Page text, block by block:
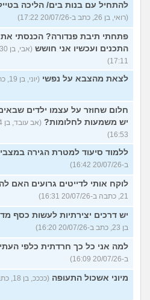
להתחיל עם בנות בים/ הליכה
(רואי, בן 26, כתב ב-20/07/26 17:22)
פתחתי תיבת פנדורה? הכנסתי
התכנים ועכשיו אני חושש
17:11)
לצאת מהצבא על נפשי (יוני, בן 19, כתב ב-20/07/26 17:02)
חלום שחוזר על עצמו ילדים
יש משמעות לחלומות?
16:53)
ללמוד סיעוד למטרת הגירה
ב-20/07/26 16:42)
לוקח אותי לדייטים גרועים האם
21, כתבה ב-20/07/26 16:31)
יש דרכים יצירתיות לעשות כסף
בן 23, כתב ב-20/07/26 16:20)
למה אני כל כך חרדתית כלפי
ב-20/07/26 16:09)
מיוני אשכול התעופה (ככככ, בן 18, כתב ב-20/07/26 16:00)